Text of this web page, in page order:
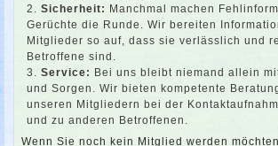
Sicherheit: Manchmal machen
Gerüchte die Runde. Wir bereiten
Mitglieder so auf, dass sie verlässlich und
Betroffene sind.
Service: Bei uns bleibt niemand allein
und Sorgen. Wir bieten kompetente
unseren Mitgliedern bei der
und zu anderen Betroffenen.
Wenn Sie noch kein Mitglied werden